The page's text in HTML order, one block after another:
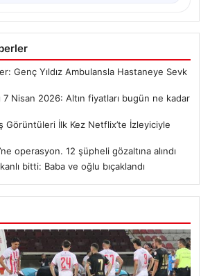
Genç Yıldız Ambulansla Hastaneye Sevk
7 Nisan 2026: Altın fiyatları bugün ne kadar
Görüntüleri İlk Kez Netflix’te İzleyiciyle
operasyon. 12 şüpheli gözaltına alındı
bitti: Baba ve oğlu bıçaklandı